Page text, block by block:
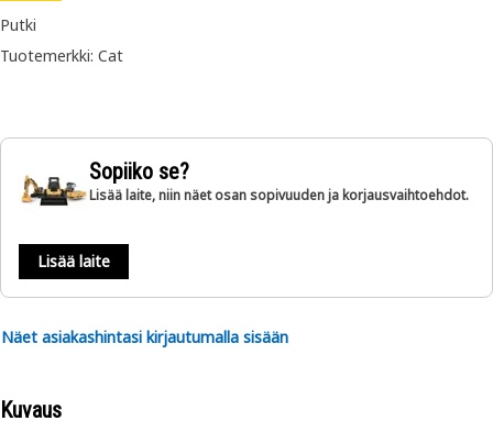
Putki
Tuotemerkki: Cat
Sopiiko se?
Lisää laite, niin näet osan sopivuuden ja korjausvaihtoehdot.
Lisää laite
Näet asiakashintasi kirjautumalla sisään
Kuvaus